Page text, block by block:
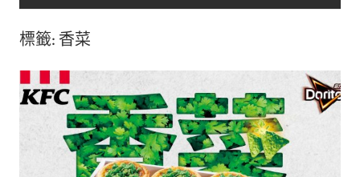
家
人
推
No.1
遊
戲
科
技
標籤: 香菜